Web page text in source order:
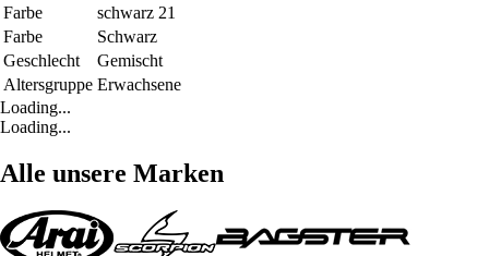
Farbe
schwarz 21
Farbe
Schwarz
Geschlecht
Gemischt
Altersgruppe Erwachsene
Loading...
Loading...
Alle unsere Marken